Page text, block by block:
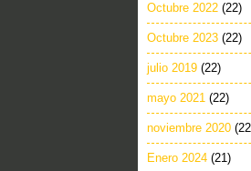
Octubre 2022 (22)
Octubre 2023 (22)
julio 2019 (22)
mayo 2021 (22)
noviembre 2020
Enero 2024 (21)